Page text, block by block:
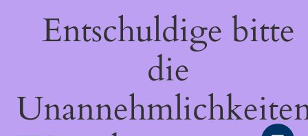
Entschuldige bitte
die